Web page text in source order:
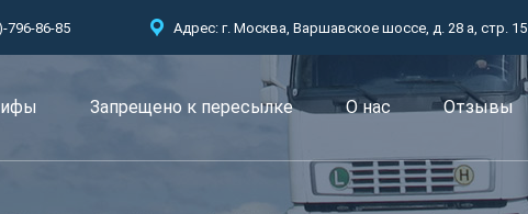
796-86-85 Адрес: г. Москва, Варшавское шоссе, д. 28 а, стр. 15
Запрещено к пересылкe О нас Отзывы